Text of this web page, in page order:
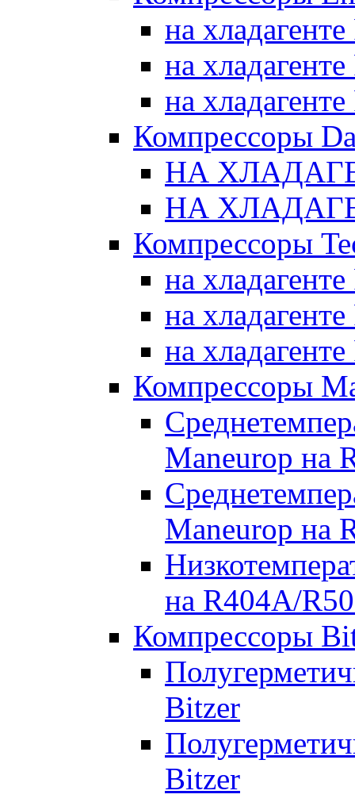
на
на
на
Компрессоры
НА
НА
Компрессоры
на
на
на
Компрессоры
Maneurop на
Maneurop на
на R404A/
Компрессоры
Bitzer
Bitzer